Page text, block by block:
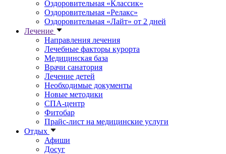
Оздоровительная «Классик»
Оздоровительная «Релакс»
Оздоровительная «Лайт» от 2 дней
Лечение
Направления лечения
Лечебные факторы курорта
Медицинская база
Врачи санатория
Лечение детей
Необходимые документы
Новые методики
СПА-центр
Фитобар
Прайс-лист на медицинские услуги
Отдых
Афиши
Досуг